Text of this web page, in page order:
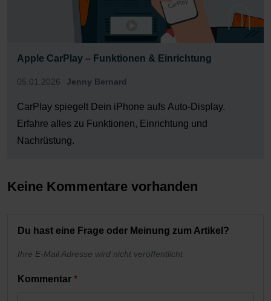
Apple CarPlay – Funktionen & Einrichtung
05.01.2026 Jenny Bernard
CarPlay spiegelt Dein iPhone aufs Auto-Display.
Erfahre alles zu Funktionen, Einrichtung und
Nachrüstung.
Keine Kommentare vorhanden
Du hast eine Frage oder Meinung zum Artikel?
Ihre E-Mail Adresse wird nicht veröffentlicht
Kommentar *